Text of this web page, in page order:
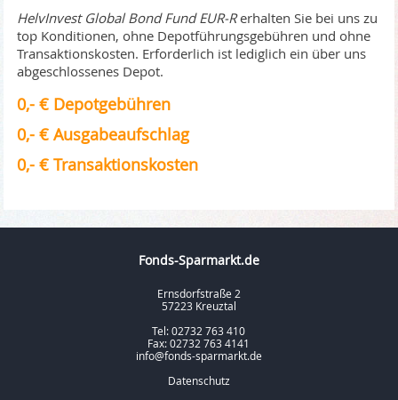
HelvInvest Global Bond Fund EUR-Rerhalten Sie bei uns zu
top Konditionen, ohne Depotführungsgebühren und ohne
Transaktionskosten. Erforderlich ist lediglich ein über uns
abgeschlossenes Depot.
0,- € Depotgebühren
0,- € Ausgabeaufschlag
0,- € Transaktionskosten
Fonds-Sparmarkt.de
Ernsdorfstraße 2
57223 Kreuztal
Tel: 02732 763 410
Fax: 02732 763 4141
info@fonds-sparmarkt.de
Datenschutz